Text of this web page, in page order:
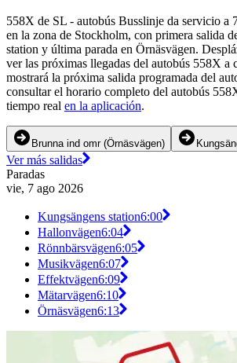
558X de SL - autobús Busslinje da servicio a
en la zona de Stockholm, con primera salida
station y última parada en Örnäsvägen.
ver las próximas llegadas del autobús 558X a
mostrará la próxima salida programada del
consultar el horario completo del autobús
tiempo real en la aplicación.
Brunna ind omr (Örnäsvägen)
Ver más salidas
Paradas
vie, 7 ago 2026
Kungsängens station6:00
Hallonvägen6:04
Rönnbärsvägen6:05
Musikvägen6:07
Effektvägen6:09
Mätarvägen6:10
Örnäsvägen6:13